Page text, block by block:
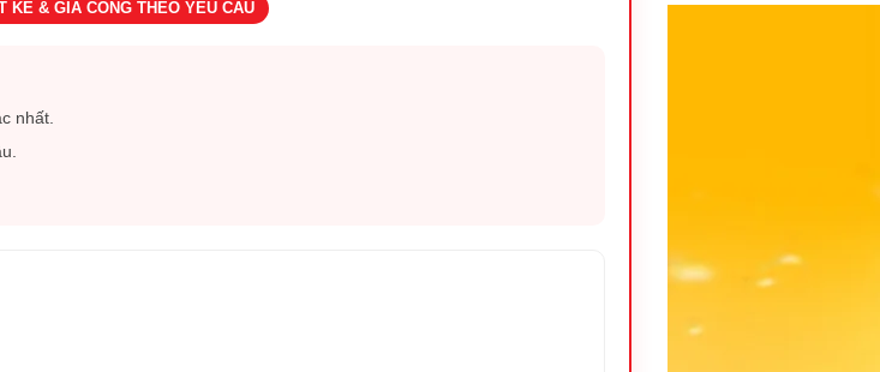
KẾ & GIA CÔNG THEO YÊU CẦU
nhất.